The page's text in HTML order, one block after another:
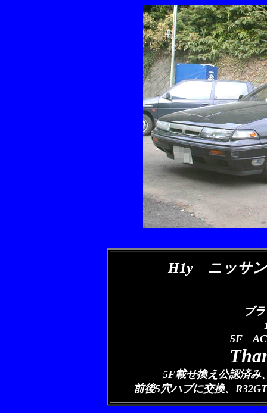
H1y ニッサ
ブ
5F
5F載せ換え公認済み
前後5穴ハブに交換、